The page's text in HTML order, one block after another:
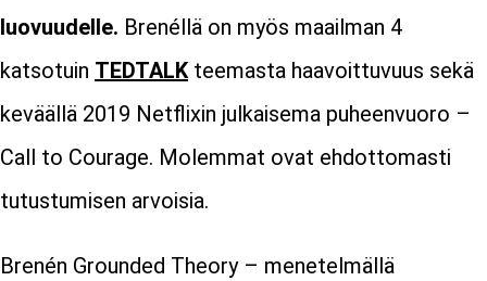
luovuudelle. Brenéllä on myös maailman 4
katsotuin TEDTALKteemasta haavoittuvuus sekä
keväällä 2019 Netflixin julkaisema puheenvuoro –
Call to Courage. Molemmat ovat ehdottomasti
tutustumisen arvoisia.
Brenén Grounded Theory – menetelmällä